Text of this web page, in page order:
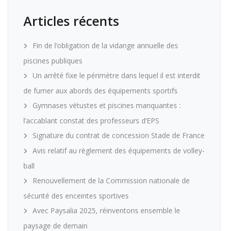
Articles récents
Fin de l’obligation de la vidange annuelle des
piscines publiques
Un arrêté fixe le périmètre dans lequel il est interdit
de fumer aux abords des équipements sportifs
Gymnases vétustes et piscines manquantes :
l’accablant constat des professeurs d’EPS
Signature du contrat de concession Stade de France
Avis relatif au règlement des équipements de volley-
ball
Renouvellement de la Commission nationale de
sécurité des enceintes sportives
Avec Paysalia 2025, réinventons ensemble le
paysage de demain